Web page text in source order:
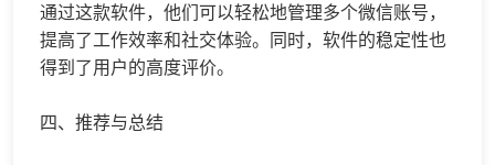
通过这款软件，他们可以轻松地管理多个微信账号，
提高了工作效率和社交体验。同时，软件的稳定性也
得到了用户的高度评价。
四、推荐与总结